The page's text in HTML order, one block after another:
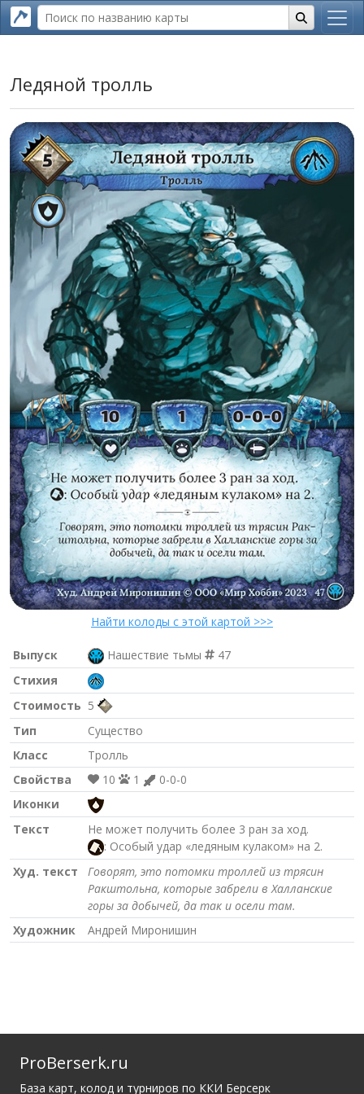
Ледяной тролль
Найти колоды с этой картой >>>
Выпуск Нашествие тьмы
47
Стихия
Стоимость 5
Тип
Существо
Класс
Тролль
Свойства
10 1
0-0-0
Иконки
Текст
Не может получить более 3 ран за ход.
: Особый удар «ледяным кулаком» на 2.
Худ. текст
Говорят, это потомки троллей из трясин
Ракштольна, которые забрели в Халланские
горы за добычей, да так и осели там.
Художник
Андрей Миронишин
ProBerserk.ru
База карт, колод и турниров по ККИ Берсерк